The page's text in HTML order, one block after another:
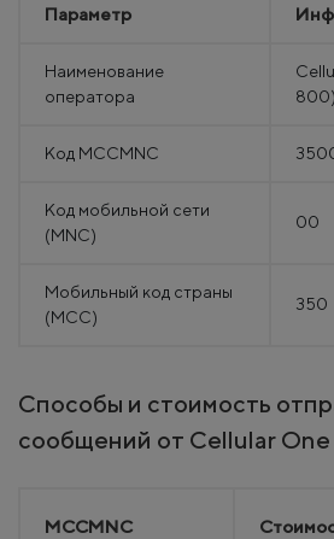
Параметр
Наименование
оператора
800)
Код MCCMNC
Код мобильной сети
(MNC)
00
Мобильный код страны
(MCC)
350
Способы и стоимость
сообщений от Cellular
MCCMNC